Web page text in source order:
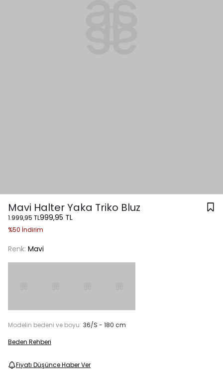
Mavi Halter Yaka Triko Bluz
1.999,95 TL999,95 TL
%50 İndirim
Renk: Mavi
Modelin bedeni ve boyu: 36/S - 180 cm
Beden Rehberi
Fiyatı Düşünce Haber Ver